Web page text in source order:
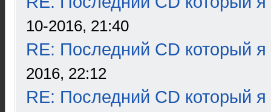
10-2016, 21:40
RE: Последний CD который я
2016, 22:12
RE: Последний CD который я